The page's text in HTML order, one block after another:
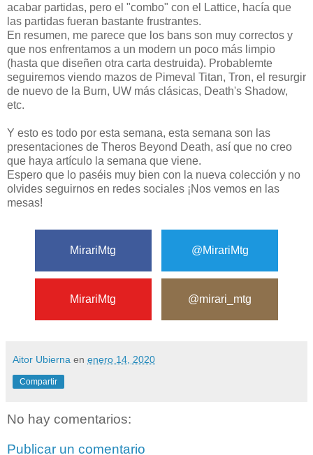
acabar partidas, pero el "combo" con el Lattice, hacía que
las partidas fueran bastante frustrantes.
En resumen, me parece que los bans son muy correctos y
que nos enfrentamos a un modern un poco más limpio
(hasta que diseñen otra carta destruida). Probablemte
seguiremos viendo mazos de Pimeval Titan, Tron, el resurgir
de nuevo de la Burn, UW más clásicas, Death's Shadow,
etc.
Y esto es todo por esta semana, esta semana son las
presentaciones de Theros Beyond Death, así que no creo
que haya artículo la semana que viene.
Espero que lo paséis muy bien con la nueva colección y no
olvides seguirnos en redes sociales ¡Nos vemos en las
mesas!
MirariMtg @MirariMtg
MirariMtg @mirari_mtg
Aitor Ubierna en enero 14, 2020
Compartir
No hay comentarios:
Publicar un comentario